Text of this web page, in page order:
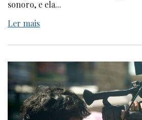
sonoro, e ela...
Ler mais